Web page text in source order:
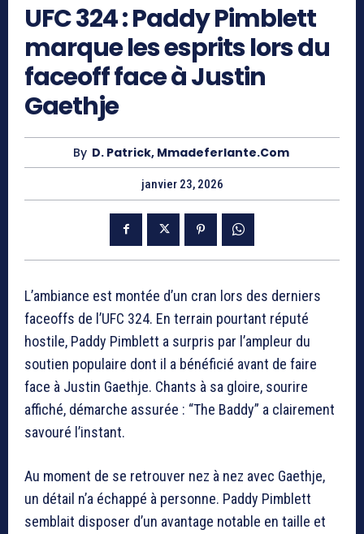
UFC 324 : Paddy Pimblett
marque les esprits lors du
faceoff face à Justin
Gaethje
By D. Patrick, Mmadeferlante.com
janvier 23, 2026
L’ambiance est montée d’un cran lors des derniers
faceoffs de l’UFC 324. En terrain pourtant réputé
hostile, Paddy Pimblett a surpris par l’ampleur du
soutien populaire dont il a bénéficié avant de faire
face à Justin Gaethje. Chants à sa gloire, sourire
affiché, démarche assurée : “The Baddy” a clairement
savouré l’instant.
Au moment de se retrouver nez à nez avec Gaethje,
un détail n’a échappé à personne. Paddy Pimblett
semblait disposer d’un avantage notable en taille et